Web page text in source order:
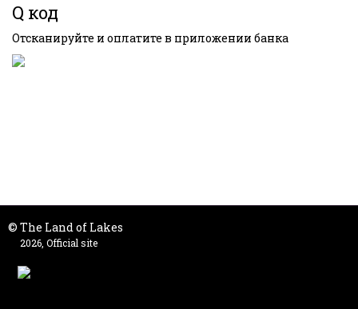
Q код
Отсканируйте и оплатите в приложении банка
© The Land of Lakes
2026, Official site